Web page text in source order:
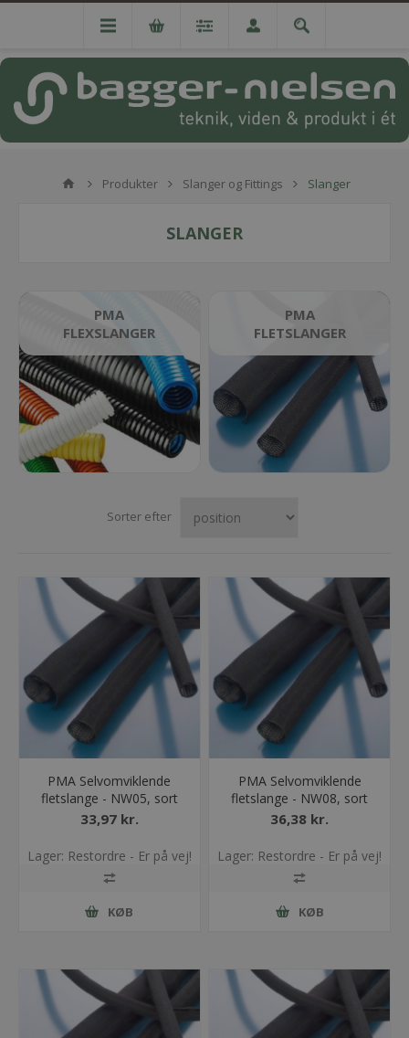
Produkter Slanger og Fittings Slanger
SLANGER
PMA
FLEXSLANGER
LLPL flexslange
EcoGuard flexslange
JFBD flexslange
LLPA flexslange
PACOF
PMA
FLETSLANGER
Sorter efter
PMA Selvomviklende
fletslange - NW05, sort
33,97 kr.
Lager: Restordre - Er på vej!
KØB
PMA Selvomviklende
fletslange - NW08, sort
36,38 kr.
Lager: Restordre - Er på vej!
KØB